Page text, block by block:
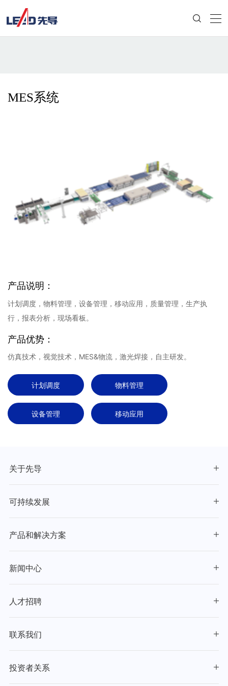
MES系统
产品说明：
计划调度，物料管理，设备管理，移动应用，质量管理，生产执
行，报表分析，现场看板。
产品优势：
仿真技术，视觉技术，MES&物流，激光焊接，自主研发。
计划调度 物料管理
设备管理 移动应用
关于先导
可持续发展
产品和解决方案
新闻中心
人才招聘
联系我们
投资者关系